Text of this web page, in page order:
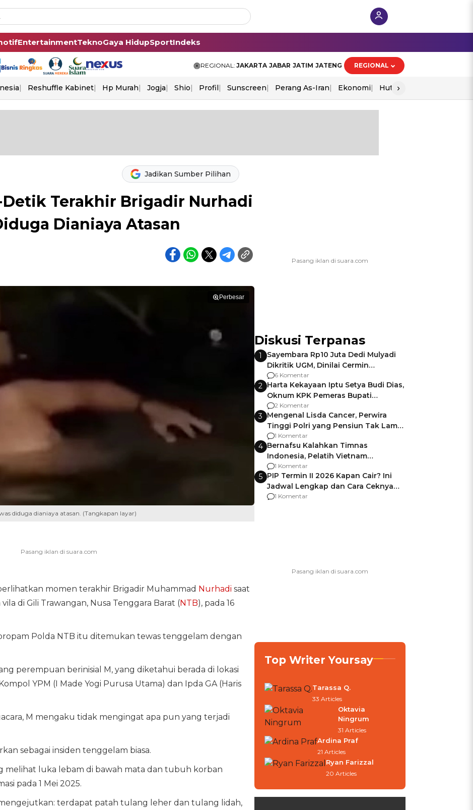
EntertainmentTeknoGaya HidupSportIndeks
REGIONAL: JAKARTA JABAR JATIM JATENG REGIONAL
Reshuffle Kabinet Hp Murah Jogja Shio Profil Sunscreen Perang As-Iran Ekonomi Hut Ri
›
Jadikan Sumber Pilihan
Terakhir Brigadir Nurhadi
Dianiaya Atasan
Perbesar
diduga dianiaya atasan. (Tangkapan layar)
momen terakhir Brigadir Muhammad Nurhadi saat
di Gili Trawangan, Nusa Tenggara Barat (NTB), pada 16
Polda NTB itu ditemukan tewas tenggelam dengan
perempuan berinisial M, yang diketahui berada di lokasi
YPM (I Made Yogi Purusa Utama) dan Ipda GA (Haris
M mengaku tidak mengingat apa pun yang terjadi
sebagai insiden tenggelam biasa.
melihat luka lebam di bawah mata dan tubuh korban
pada 1 Mei 2025.
terdapat patah tulang leher dan tulang lidah,
Diskusi Terpanas
1
Sayembara Rp10 Juta Dedi Mulyadi
Dikritik UGM, Dinilai Cermin
Gagalnya Negara Jamin Keamanan
6 Komentar
2 Harta Kekayaan Iptu Setya Budi Dias,
Oknum KPK Pemeras Bupati
Pemalang
2 Komentar
3 Mengenal Lisda Cancer, Perwira
Tinggi Polri yang Pensiun Tak Lama
Usai Jadi Brigjen
1 Komentar
4 Bernafsu Kalahkan Timnas
Indonesia, Pelatih Vietnam
Berencana Pakai Jimat di Pakansari
1 Komentar
5 PIP Termin II 2026 Kapan Cair? Ini
Jadwal Lengkap dan Cara Ceknya
agar Dana Tidak Hangus!
1 Komentar
Top Writer Yoursay
Tarassa Q.
33 Articles
Oktavia
Ningrum
31 Articles
Ardina Praf
21 Articles
Ryan Farizzal
20 Articles